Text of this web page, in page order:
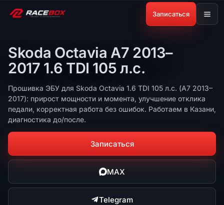
Записаться
Skoda Octavia A7 2013–
2017 1.6 TDI 105 л.с.
Прошивка ЭБУ для Skoda Octavia 1.6 TDI 105 л.с. (A7 2013–
2017): прирост мощности и момента, улучшение отклика
педали, корректная работа без ошибок. Работаем в Казани,
диагностика до/после.
Записаться
MAX
Telegram